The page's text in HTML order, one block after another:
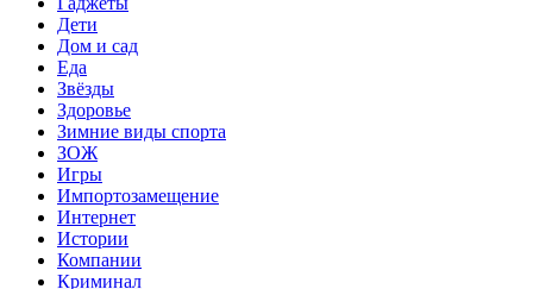
Дети
Дом и сад
Еда
Звёзды
Здоровье
Зимние виды спорта
ЗОЖ
Игры
Импортозамещение
Интернет
Истории
Компании
Криминал